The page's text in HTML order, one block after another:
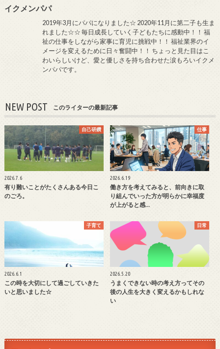
イクメンパパ
2019年3月にパパになりました☆ 2020年11月に第二子も生ま
れました☆☆ 毎日成長していく子どもたちに感動中！！ 福
祉の仕事をしながら家事に育児に挑戦中！！ 福祉業界のイ
メージを変えるために日々奮闘中！！ ちょっと見た目はこ
わいらしいけど、愛と優しさを持ち合わせた涙もろいイクメ
ンパパです。
NEW POST このライターの最新記事
自己研鑽
2026.7.6
有り難いことがたくさんある今日こ
のごろ。
仕事
2026.6.19
働き方を考えてみると、前向きに取
り組んでいった方が明らかに幸福度
が上がると感…
子育て
2026.6.1
この時を大切にして過ごしていきた
いと思いました☆
日常
2026.5.20
うまくできない時の考え方ってその
後の人生を大きく変えるかもしれな
い